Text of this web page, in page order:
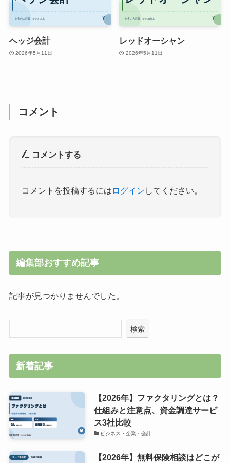
ヘッジ会計
2026年5月11日
レッドオーシャン
2026年5月11日
コメント
コメントする
コメントを投稿するには ログイン してください。
編集部おすすめ記事
記事が見つかりませんでした。
検索
新着記事
【2026年】ファクタリングとは？
仕組みと注意点、資金調達サービ
ス3社比較
ビジネス・企業・会計
【2026年】無料保険相談はどこが